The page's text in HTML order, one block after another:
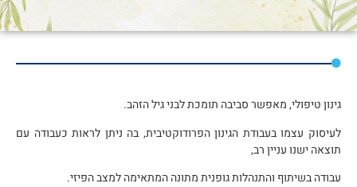
גינון טיפולי, מאפשר סביבה תומכת לבני גיל הזהב.
לעיסוק עצמו בעבודת הגינון הפרודוקטיבית, בה ניתן לראות כעבודה עם
תוצאה ישנו עניין רב,
עבודה בשיתוף והתנהלות גופנית מתונה המתאימה למצב הפיזי.